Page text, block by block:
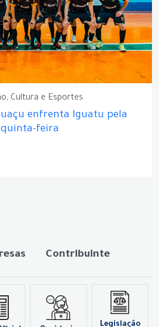
Cultura e Esportes
enfrenta Iguatu pela
quinta-feira
Contribuinte
Legislação